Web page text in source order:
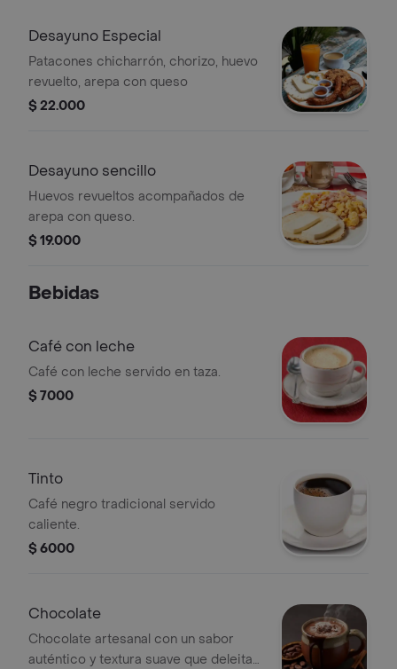
Desayuno Especial
Patacones chicharrón, chorizo, huevo
revuelto, arepa con queso
$ 22.000
Desayuno sencillo
Huevos revueltos acompañados de
arepa con queso.
$ 19.000
Bebidas
Café con leche
Café con leche servido en taza.
$ 7000
Tinto
Café negro tradicional servido
caliente.
$ 6000
Chocolate
Chocolate artesanal con un sabor
auténtico y textura suave que deleita